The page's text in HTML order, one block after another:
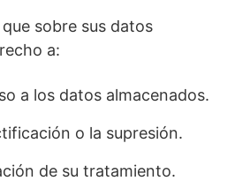
sobre sus datos
a:
a los datos almacenados.
o la supresión.
de su tratamiento.